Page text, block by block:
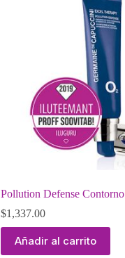
Pollution Defense
$1,337.00
Añadir al carrito